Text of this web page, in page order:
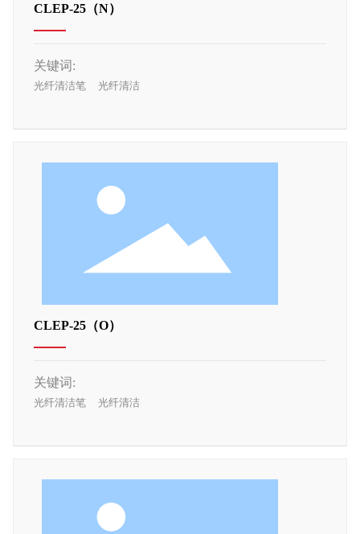
CLEP-25（N）
关键词:
光纤清洁笔 光纤清洁
CLEP-25（O）
关键词:
光纤清洁笔 光纤清洁